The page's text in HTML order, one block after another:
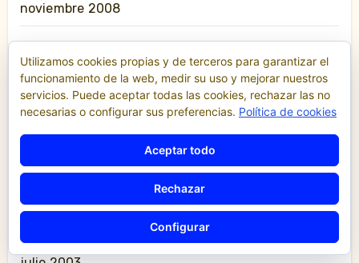
noviembre 2008
junio 2008
diciembre 2007
diciembre 2006
Utilizamos cookies propias y de terceros para garantizar el
funcionamiento de la web, medir su uso y mejorar nuestros
servicios. Puede aceptar todas las cookies, rechazar las no
necesarias o configurar sus preferencias. Política de cookies
Aceptar todo
Rechazar
Configurar